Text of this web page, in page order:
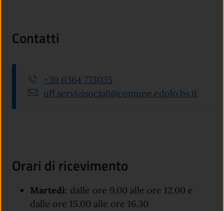
Contatti
+39 0364 773035
uff.servizisociali@comune.edolo.bs.it
Orari di ricevimento
Martedì: dalle ore 9.00 alle ore 12.00 e
dalle ore 15.00 alle ore 16.30